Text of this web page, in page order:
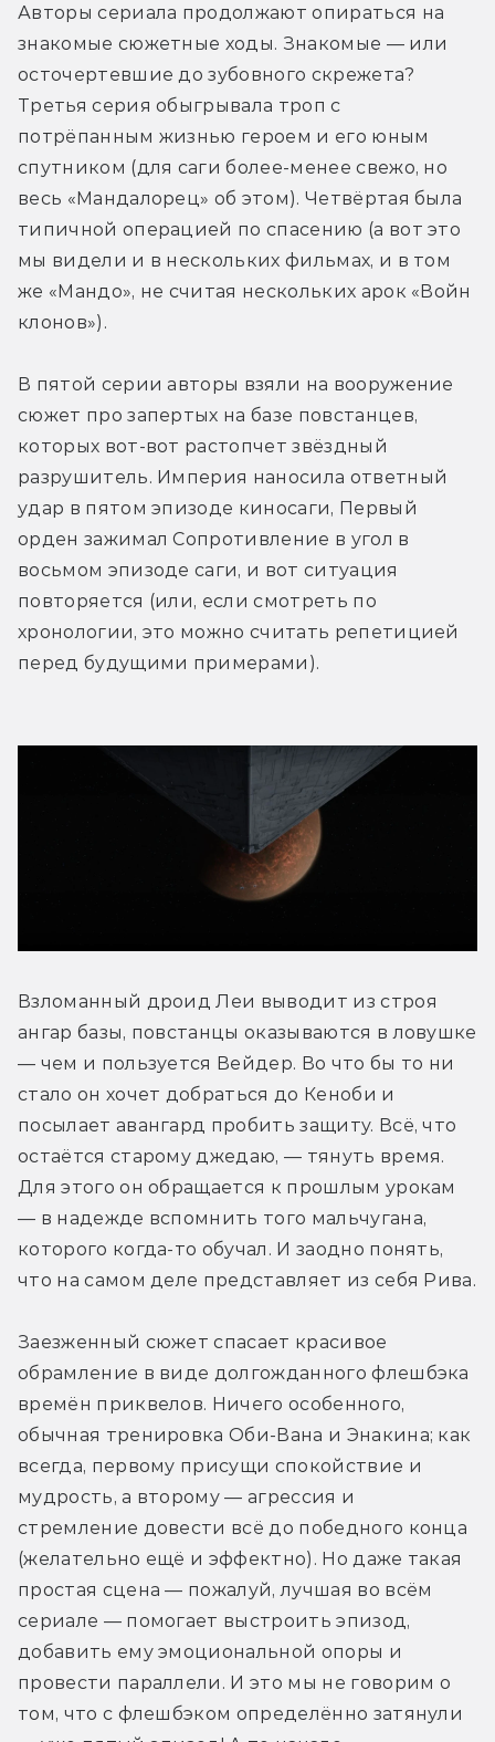
Авторы сериала продолжают опираться на
знакомые сюжетные ходы. Знакомые — или
осточертевшие до зубовного скрежета?
Третья серия обыгрывала троп с
потрёпанным жизнью героем и его юным
спутником (для саги более-менее свежо, но
весь «Мандалорец» об этом). Четвёртая была
типичной операцией по спасению (а вот это
мы видели и в нескольких фильмах, и в том
же «Мандо», не считая нескольких арок «Войн
клонов»).
В пятой серии авторы взяли на вооружение
сюжет про запертых на базе повстанцев,
которых вот-вот растопчет звёздный
разрушитель. Империя наносила ответный
удар в пятом эпизоде киносаги, Первый
орден зажимал Сопротивление в угол в
восьмом эпизоде саги, и вот ситуация
повторяется (или, если смотреть по
хронологии, это можно считать репетицией
перед будущими примерами).
Взломанный дроид Леи выводит из строя
ангар базы, повстанцы оказываются в ловушке
— чем и пользуется Вейдер. Во что бы то ни
стало он хочет добраться до Кеноби и
посылает авангард пробить защиту. Всё, что
остаётся старому джедаю, — тянуть время.
Для этого он обращается к прошлым урокам
— в надежде вспомнить того мальчугана,
которого когда-то обучал. И заодно понять,
что на самом деле представляет из себя Рива.
Заезженный сюжет спасает красивое
обрамление в виде долгожданного флешбэка
времён приквелов. Ничего особенного,
обычная тренировка Оби-Вана и Энакина; как
всегда, первому присущи спокойствие и
мудрость, а второму — агрессия и
стремление довести всё до победного конца
(желательно ещё и эффектно). Но даже такая
простая сцена — пожалуй, лучшая во всём
сериале — помогает выстроить эпизод,
добавить ему эмоциональной опоры и
провести параллели. И это мы не говорим о
том, что с флешбэком определённо затянули